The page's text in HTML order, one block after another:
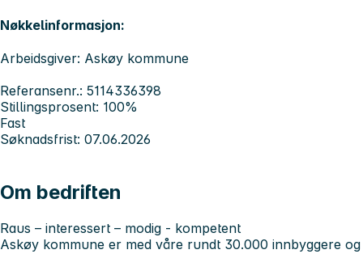
Nøkkelinformasjon:
Arbeidsgiver: Askøy kommune
Referansenr.: 5114336398
Stillingsprosent: 100%
Fast
Søknadsfrist: 07.06.2026
Om bedriften
Raus – interessert – modig - kompetent
Askøy kommune er med våre rundt 30.000 innbyggere og